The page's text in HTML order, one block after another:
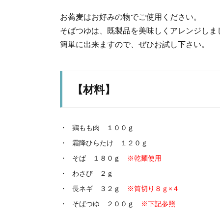
お蕎麦はお好みの物でご使用ください。
そばつゆは、既製品を美味しくアレンジしま
簡単に出来ますので、ぜひお試し下さい。
【材料】
鶏もも肉 １００ｇ
霜降ひらたけ １２０ｇ
そば １８０ｇ
※乾麺使用
わさび ２ｇ
長ネギ ３２ｇ
※筒切り８ｇ×４
そばつゆ ２００ｇ
※下記参照